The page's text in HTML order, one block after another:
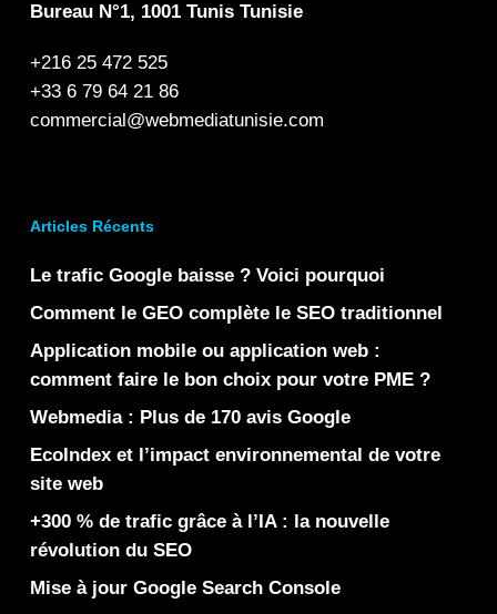
Bureau N°1, 1001 Tunis Tunisie
+216 25 472 525
+33 6 79 64 21 86
commercial@webmediatunisie.com
Articles Récents
Le trafic Google baisse ? Voici pourquoi
Comment le GEO complète le SEO traditionnel
Application mobile ou application web :
comment faire le bon choix pour votre PME ?
Webmedia : Plus de 170 avis Google
EcoIndex et l’impact environnemental de votre
site web
+300 % de trafic grâce à l’IA : la nouvelle
révolution du SEO
Mise à jour Google Search Console